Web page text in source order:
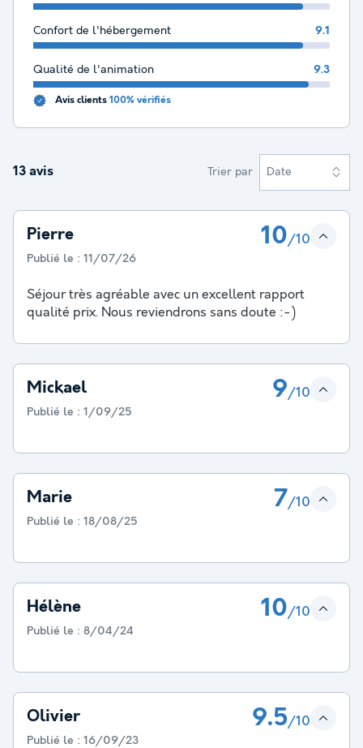
Confort de l'hébergement 9.1
Qualité de l'animation 9.3
Avis clients 100% vérifiés
13 avis Trier par Date
Pierre 10/10
Publié le : 11/07/26
Séjour très agréable avec un excellent rapport
qualité prix. Nous reviendrons sans doute :-)
Mickael 9/10
Publié le : 1/09/25
Marie 7/10
Publié le : 18/08/25
Hélène 10/10
Publié le : 8/04/24
Olivier 9.5/10
Publié le : 16/09/23